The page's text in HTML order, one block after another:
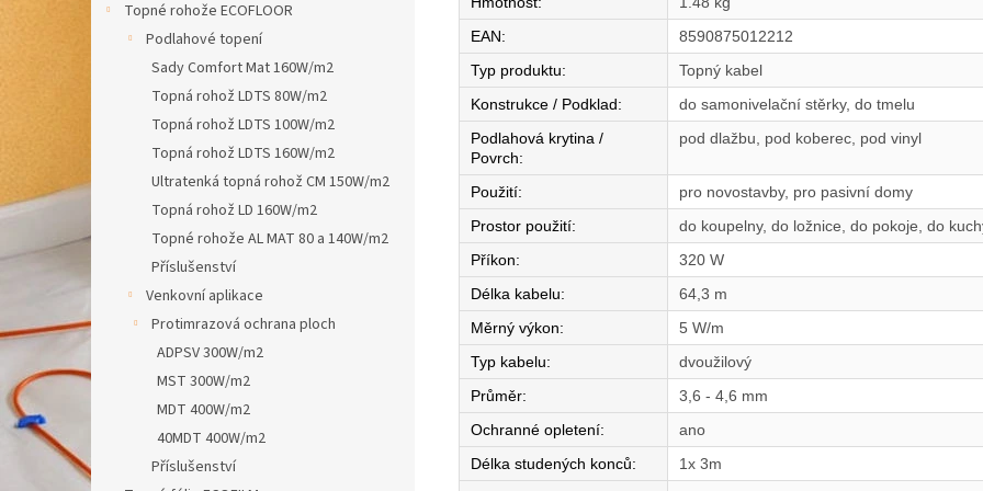
Topné rohože ECOFLOOR
Podlahové topení
Sady Comfort Mat 160W/m2
Topná rohož LDTS 80W/m2
Topná rohož LDTS 100W/m2
Topná rohož LDTS 160W/m2
Ultratenká topná rohož CM 150W/m2
Topná rohož LD 160W/m2
Topné rohože AL MAT 80 a 140W/m2
Příslušenství
Venkovní aplikace
Protimrazová ochrana ploch
ADPSV 300W/m2
MST 300W/m2
MDT 400W/m2
40MDT 400W/m2
Příslušenství
EAN:
8590875012212
Typ produktu:
Topný kabel
Konstrukce / Podklad:
do samonivelační stěrky, do tmelu
Podlahová krytina /
Povrch:
pod dlažbu, pod koberec, pod vinyl
Použití:
pro novostavby, pro pasivní domy
Prostor použití:
do koupelny, do ložnice, do pokoje, do
Příkon:
320 W
Délka kabelu:
64,3 m
Měrný výkon:
5 W/m
Typ kabelu:
dvoužilový
Průměr:
3,6 - 4,6 mm
Ochranné opletení:
ano
Délka studených konců:
1x 3m